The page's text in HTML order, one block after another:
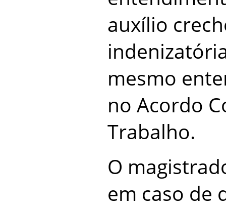
auxílio
mesmo
no Acordo
Trabalho.
O
em caso de